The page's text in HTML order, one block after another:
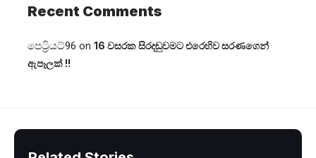
Recent Comments
පෙට්‍රියට්96 on 16 වසරක සිරදඬුවමට එරෙහිව සරණගෙන්
ඇපෑලක් !!